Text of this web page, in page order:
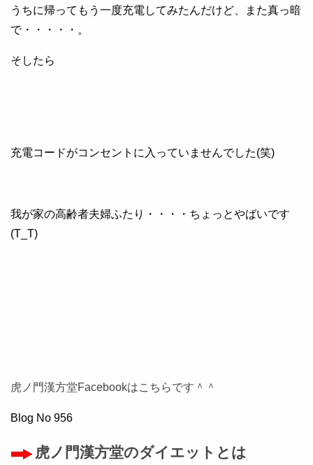
うちに帰ってもう一度充電してみたんだけど、また真っ暗
で・・・・・。
そしたら
充電コードがコンセントに入っていませんでした(笑)
我が家の高齢者夫婦ふたり・・・・ちょっとやばいです
(T_T)
虎ノ門漢方堂Facebookはこちらです＾＾
Blog No 956
虎ノ門漢方堂のダイエットとは